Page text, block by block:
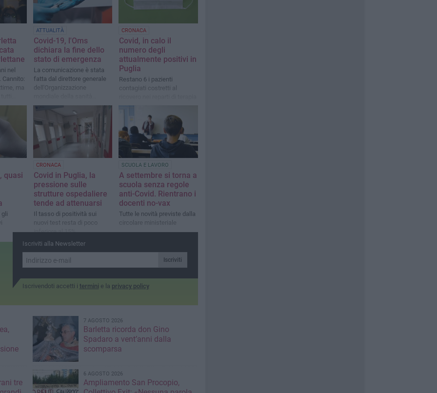
nel
Cannito:
ma
ATTUALITÀ
Covid-19, l'Oms
dichiara la fine dello
stato di emergenza
La comunicazione è stata
fatta dal direttore generale
dell'Organizzazione
Tedros Ghrebreyesus
CRONACA
Covid, in calo il
numero degli
attualmente positivi in
Puglia
Restano 6 i pazienti
contagiati costretti al
intensiva
quasi
gli
CRONACA
Covid in Puglia, la
pressione sulle
strutture ospedaliere
tende ad attenuarsi
Il tasso di positività sui
nuovi test resta di poco
inferiore al 15%
SCUOLA E LAVORO
A settembre si torna a
scuola senza regole
anti-Covid. Rientrano i
docenti no-vax
Tutte le novità previste dalla
circolare ministeriale
Iscriviti alla Newsletter
Iscriviti
Iscrivendoti accetti i termini e la privacy policy
7 AGOSTO 2026
Barletta ricorda don Gino
Spadaro a vent’anni dalla
scomparsa
tre
6 AGOSTO 2026
Ampliamento San Procopio,